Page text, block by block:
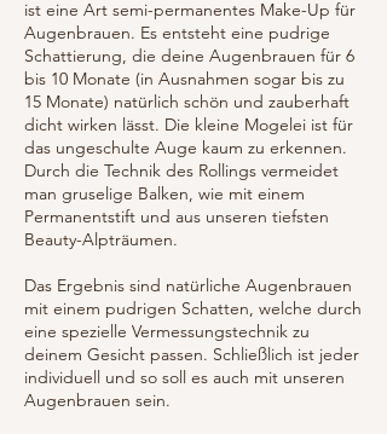
ist eine Art semi-permanentes Make-Up für
Augenbrauen. Es entsteht eine pudrige
Schattierung, die deine Augenbrauen für 6
bis 10 Monate (in Ausnahmen sogar bis zu
15 Monate) natürlich schön und zauberhaft
dicht wirken lässt. Die kleine Mogelei ist für
das ungeschulte Auge kaum zu erkennen.
Durch die Technik des Rollings vermeidet
man gruselige Balken, wie mit einem
Permanentstift und aus unseren tiefsten
Beauty-Alpträumen.
Das Ergebnis sind natürliche Augenbrauen
mit einem pudrigen Schatten, welche durch
eine spezielle Vermessungstechnik zu
deinem Gesicht passen. Schließlich ist jeder
individuell und so soll es auch mit unseren
Augenbrauen sein.